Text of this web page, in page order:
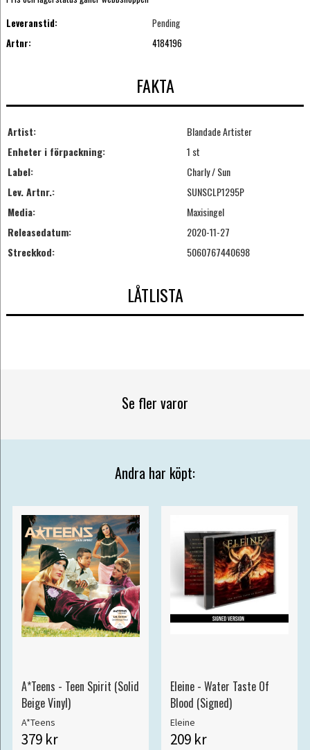
Leveranstid:
Pending
Artnr:
4184196
FAKTA
Artist:
Blandade Artister
Enheter i förpackning:
1 st
Label:
Charly / Sun
Lev. Artnr.:
SUNSCLP1295P
Media:
Maxisingel
Releasedatum:
2020-11-27
Streckkod:
5060767440698
LÅTLISTA
Se fler varor
Andra har köpt:
A*Teens - Teen Spirit (Solid
Beige Vinyl)
A*Teens
379 kr
Eleine - Water Taste Of
Blood (Signed)
Eleine
209 kr